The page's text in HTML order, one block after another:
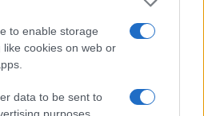
to enable storage
cookies on web or
data to be sent to
πάνω από την
θρηνήσει το παιδί μου» –
του πατέρα και